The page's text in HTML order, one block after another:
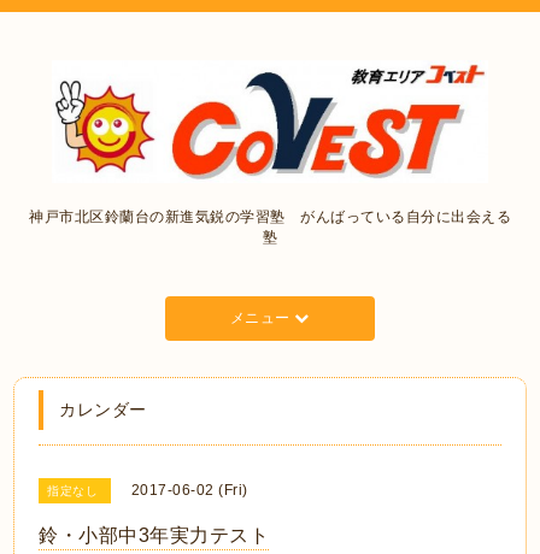
神戸市北区鈴蘭台の新進気鋭の学習塾 がんばっている自分に出会える
塾
メニュー
カレンダー
指定なし 2017-06-02 (Fri)
鈴・小部中3年実力テスト